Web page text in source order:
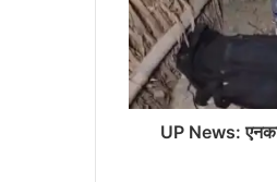
UP News: